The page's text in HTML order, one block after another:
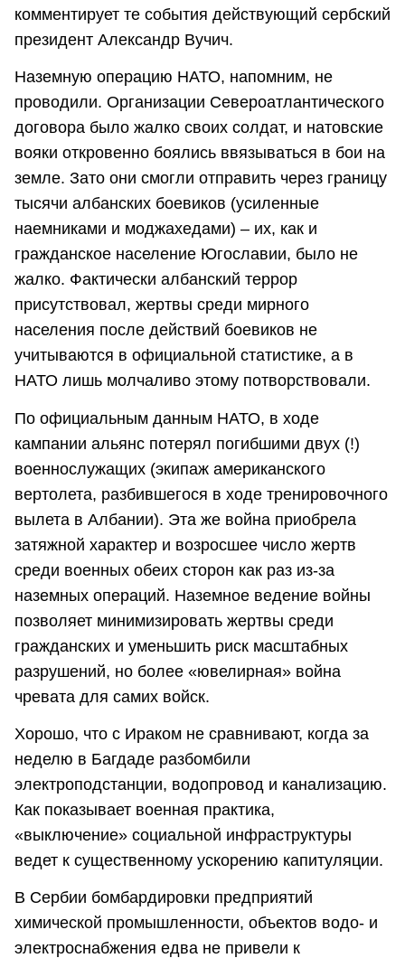
комментирует те события действующий сербский
президент Александр Вучич.
Наземную операцию НАТО, напомним, не
проводили. Организации Североатлантического
договора было жалко своих солдат, и натовские
вояки откровенно боялись ввязываться в бои на
земле. Зато они смогли отправить через границу
тысячи албанских боевиков (усиленные
наемниками и моджахедами) – их, как и
гражданское население Югославии, было не
жалко. Фактически албанский террор
присутствовал, жертвы среди мирного
населения после действий боевиков не
учитываются в официальной статистике, а в
НАТО лишь молчаливо этому потворствовали.
По официальным данным НАТО, в ходе
кампании альянс потерял погибшими двух (!)
военнослужащих (экипаж американского
вертолета, разбившегося в ходе тренировочного
вылета в Албании). Эта же война приобрела
затяжной характер и возросшее число жертв
среди военных обеих сторон как раз из-за
наземных операций. Наземное ведение войны
позволяет минимизировать жертвы среди
гражданских и уменьшить риск масштабных
разрушений, но более «ювелирная» война
чревата для самих войск.
Хорошо, что с Ираком не сравнивают, когда за
неделю в Багдаде разбомбили
электроподстанции, водопровод и канализацию.
Как показывает военная практика,
«выключение» социальной инфраструктуры
ведет к существенному ускорению капитуляции.
В Сербии бомбардировки предприятий
химической промышленности, объектов водо- и
электроснабжения едва не привели к